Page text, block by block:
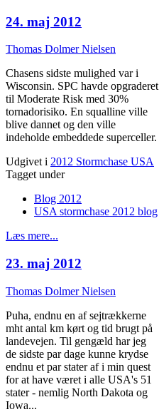
24. maj 2012
Thomas Dolmer Nielsen
Chasens sidste mulighed var i
Wisconsin. SPC havde opgraderet
til Moderate Risk med 30%
tornadorisiko. En squalline ville
blive dannet og den ville
indeholde embeddede superceller.
Udgivet i 2012 Stormchase USA
Tagget under
Blog 2012
USA stormchase 2012 blog
Læs mere...
23. maj 2012
Thomas Dolmer Nielsen
Puha, endnu en af sejtrækkerne
mht antal km kørt og tid brugt på
landevejen. Til gengæld har jeg
de sidste par dage kunne krydse
endnu et par stater af i min quest
for at have været i alle USA's 51
stater - nemlig North Dakota og
Iowa...